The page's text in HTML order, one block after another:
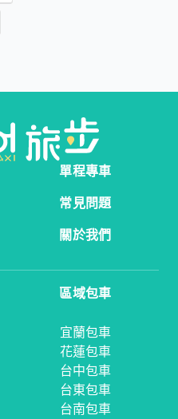
單程專車
常見問題
關於我們
區域包車
宜蘭包車
花蓮包車
台中包車
台東包車
台南包車